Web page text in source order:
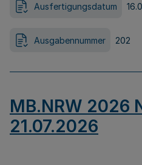
Ausfertigungsdatum
Ausgabennummer 202
MB.NRW 2026
21.07.2026